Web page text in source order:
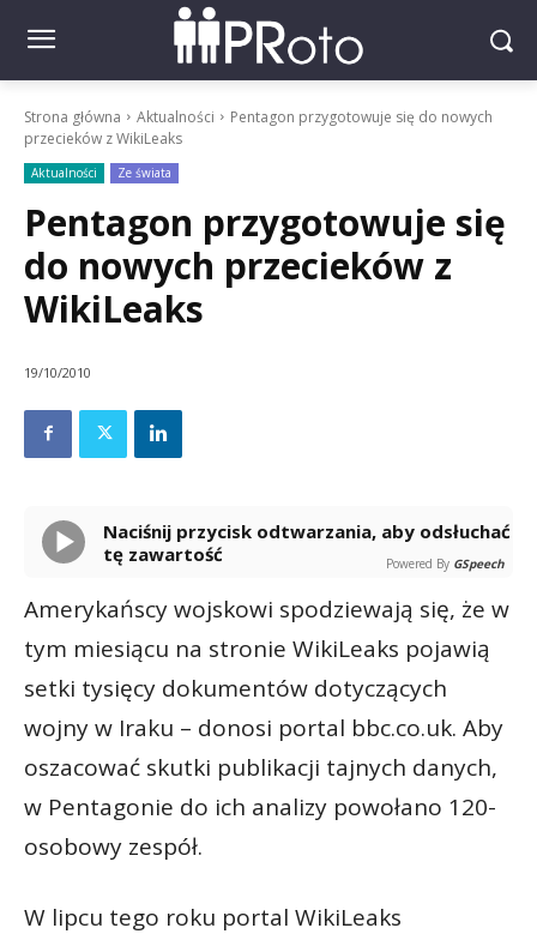
Strona główna Aktualności
Pentagon przygotowuje się do nowych
przecieków z WikiLeaks
Aktualności Ze świata
Pentagon przygotowuje się
do nowych przecieków z
WikiLeaks
19/10/2010
Naciśnij przycisk odtwarzania, aby odsłuchać
tę zawartość
Powered By GSpeech
Amerykańscy wojskowi spodziewają się, że w
tym miesiącu na stronie WikiLeaks pojawią
setki tysięcy dokumentów dotyczących
wojny w Iraku – donosi portal bbc.co.uk. Aby
oszacować skutki publikacji tajnych danych,
w Pentagonie do ich analizy powołano 120-
osobowy zespół.
W lipcu tego roku portal WikiLeaks